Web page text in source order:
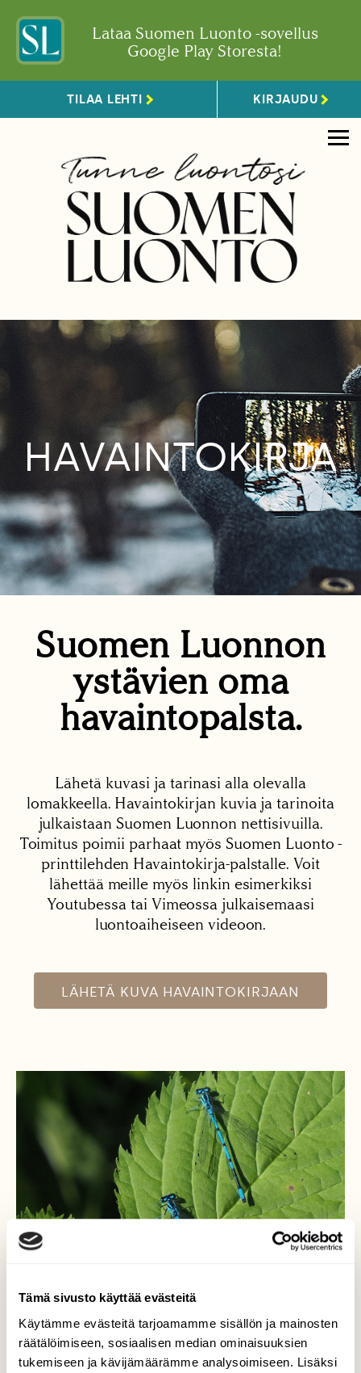
Tämä sivusto käyttää evästeitä
Käytämme evästeitä tarjoamamme sisällön ja mainosten
räätälöimiseen, sosiaalisen median ominaisuuksien
tukemiseen ja kävijämäärämme analysoimiseen. Lisäksi
Lataa Suomen Luonto -sovellus
Google Play Storesta!
TILAA LEHTI KIRJAUDU
HAVAINTOKIRJA
Suomen Luonnon
ystävien oma
havaintopalsta.
Lähetä kuvasi ja tarinasi alla olevalla
lomakkeella. Havaintokirjan kuvia ja tarinoita
julkaistaan Suomen Luonnon nettisivuilla.
Toimitus poimii parhaat myös Suomen Luonto -
printtilehden Havaintokirja-palstalle. Voit
lähettää meille myös linkin esimerkiksi
Youtubessa tai Vimeossa julkaisemaasi
luontoaiheiseen videoon.
LÄHETÄ KUVA HAVAINTOKIRJAAN